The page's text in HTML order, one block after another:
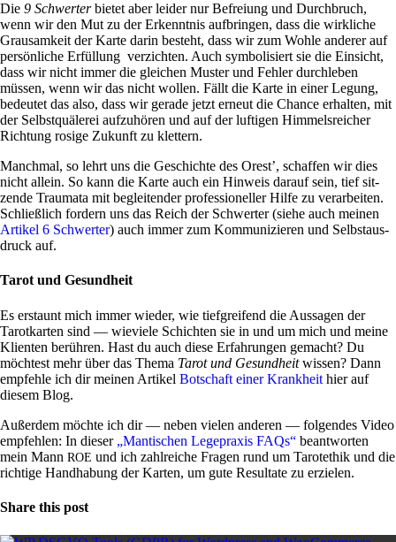
Die 9 Schwerterbietet aber leider nur Befreiung und Durch­bruch,
wenn wir den Mut zu der Erkenntnis auf­bringen, dass die wirk­liche
Grau­sam­keit der Karte darin besteht, dass wir zum Wohle anderer auf
per­sön­liche Erfül­lung ver­zichten. Auch sym­bo­li­siert sie die Ein­sicht,
dass wir nicht immer die glei­chen Muster und Fehler durch­leben
müssen, wenn wir das nicht wollen. Fällt die Karte in einer Legung,
bedeutet das also, dass wir gerade jetzt erneut die Chance erhalten, mit
der Selbst­quä­lerei auf­zu­hören und auf der luf­tigen Him­mels­rei­cher
Rich­tung rosige Zukunft zu klettern.
Manchmal, so lehrt uns die Geschichte des Orest’, schaffen wir dies
nicht allein. So kann die Karte auch ein Hin­weis darauf sein, tief sit­
zende Trau­mata mit beglei­tender pro­fes­sio­neller Hilfe zu ver­ar­beiten.
Schließ­lich for­dern uns das Reich der Schwerter (siehe auch meinen
Artikel 6 Schwerter) auch immer zum Kom­mu­ni­zieren und Selbst­aus­
druck auf.
Tarot und Gesundheit
Es erstaunt mich immer wieder, wie tief­grei­fend die Aus­sagen der
Tarot­karten sind — wie­viele Schichten sie in und um mich und meine
Kli­enten berühren. Hast du auch diese Erfah­rungen gemacht? Du
möch­test mehr über das Thema Tarot und Gesund­heitwissen? Dann
emp­fehle ich dir meinen Artikel Bot­schaft einer Krank­heit hier auf
diesem Blog.
Außerdem möchte ich dir — neben vielen anderen — fol­gendes Video
emp­fehlen: In dieser „Man­ti­schen Lege­praxis FAQs“ beant­worten
mein Mann ROE und ich zahl­reiche Fragen rund um Tarot­ethik und die
rich­tige Hand­ha­bung der Karten, um gute Resul­tate zu erzielen.
Share this post